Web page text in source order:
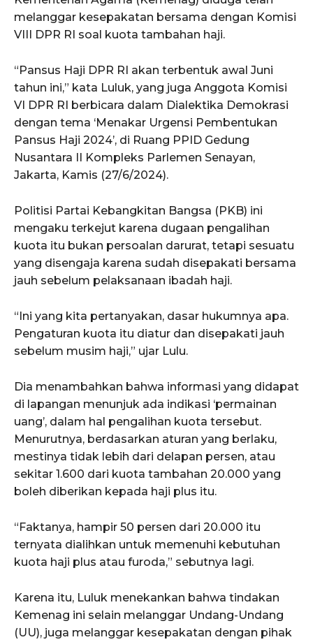
melanggar kesepakatan bersama dengan Komisi
VIII DPR RI soal kuota tambahan haji.
“Pansus Haji DPR RI akan terbentuk awal Juni
tahun ini,” kata Luluk, yang juga Anggota Komisi
VI DPR RI berbicara dalam Dialektika Demokrasi
dengan tema ‘Menakar Urgensi Pembentukan
Pansus Haji 2024’, di Ruang PPID Gedung
Nusantara II Kompleks Parlemen Senayan,
Jakarta, Kamis (27/6/2024).
Politisi Partai Kebangkitan Bangsa (PKB) ini
mengaku terkejut karena dugaan pengalihan
kuota itu bukan persoalan darurat, tetapi sesuatu
yang disengaja karena sudah disepakati bersama
jauh sebelum pelaksanaan ibadah haji.
“Ini yang kita pertanyakan, dasar hukumnya apa.
Pengaturan kuota itu diatur dan disepakati jauh
sebelum musim haji,” ujar Lulu.
Dia menambahkan bahwa informasi yang didapat
di lapangan menunjuk ada indikasi ‘permainan
uang’, dalam hal pengalihan kuota tersebut.
Menurutnya, berdasarkan aturan yang berlaku,
mestinya tidak lebih dari delapan persen, atau
sekitar 1.600 dari kuota tambahan 20.000 yang
boleh diberikan kepada haji plus itu.
“Faktanya, hampir 50 persen dari 20.000 itu
ternyata dialihkan untuk memenuhi kebutuhan
kuota haji plus atau furoda,” sebutnya lagi.
Karena itu, Luluk menekankan bahwa tindakan
Kemenag ini selain melanggar Undang-Undang
(UU), juga melanggar kesepakatan dengan pihak